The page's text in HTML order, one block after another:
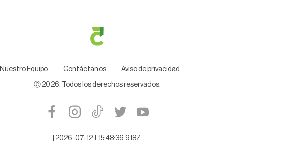
Nuestro Equipo Contáctanos Aviso de privacidad
Ⓒ 2026 . Todos los derechos reservados.
2026-07-12T15:48:36.918Z